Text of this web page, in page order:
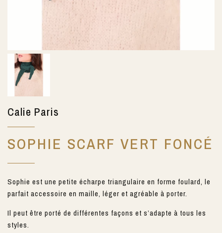
Calie Paris
SOPHIE SCARF VERT FONCÉ
Sophie est une petite écharpe triangulaire en forme foulard, le
parfait accessoire en maille, léger et agréable à porter.
Il peut être porté de différentes façons et s’adapte à tous les
styles.